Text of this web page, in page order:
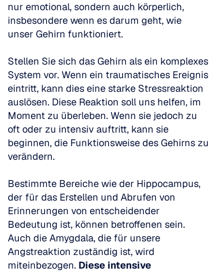
nur emotional, sondern auch körperlich,
insbesondere wenn es darum geht, wie
unser Gehirn funktioniert.
Stellen Sie sich das Gehirn als ein komplexes
System vor. Wenn ein traumatisches Ereignis
eintritt, kann dies eine starke Stressreaktion
auslösen. Diese Reaktion soll uns helfen, im
Moment zu überleben. Wenn sie jedoch zu
oft oder zu intensiv auftritt, kann sie
beginnen, die Funktionsweise des Gehirns zu
verändern.
Bestimmte Bereiche wie der Hippocampus,
der für das Erstellen und Abrufen von
Erinnerungen von entscheidender
Bedeutung ist, können betroffenen sein.
Auch die Amygdala, die für unsere
Angstreaktion zuständig ist, wird
miteinbezogen. Diese intensive